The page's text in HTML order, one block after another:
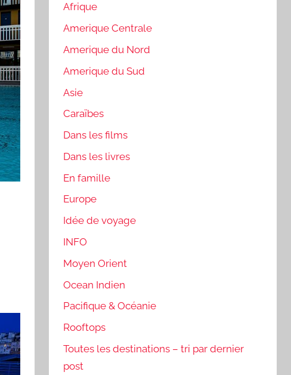
Afrique
Amerique Centrale
Amerique du Nord
Amerique du Sud
Asie
Caraïbes
Dans les films
Dans les livres
En famille
Europe
Idée de voyage
INFO
Moyen Orient
Ocean Indien
Pacifique & Océanie
Rooftops
Toutes les destinations – tri par dernier
post